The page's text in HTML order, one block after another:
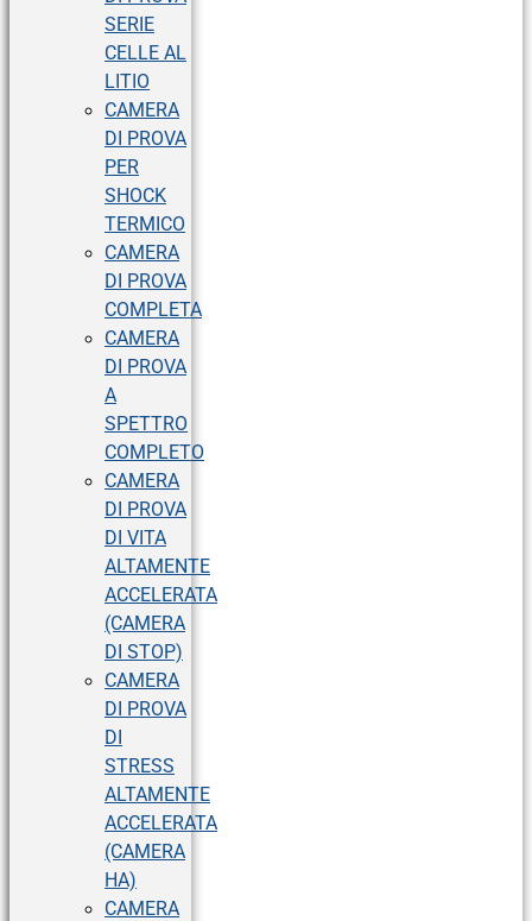
SERIE
CELLE AL
LITIO
CAMERA
DI PROVA
PER
SHOCK
TERMICO
CAMERA
DI PROVA
COMPLETA
CAMERA
DI PROVA
A
SPETTRO
COMPLETO
CAMERA
DI PROVA
DI VITA
ALTAMENTE
ACCELERATA
(CAMERA
DI STOP)
CAMERA
DI PROVA
DI
STRESS
ALTAMENTE
ACCELERATA
(CAMERA
HA)
CAMERA